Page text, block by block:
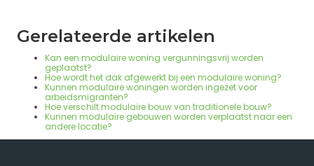
Gerelateerde artikelen
Kan een modulaire woning vergunningsvrij worden
geplaatst?
Hoe wordt het dak afgewerkt bij een modulaire woning?
Kunnen modulaire woningen worden ingezet voor
arbeidsmigranten?
Hoe verschilt modulaire bouw van traditionele bouw?
Kunnen modulaire gebouwen worden verplaatst naar een
andere locatie?